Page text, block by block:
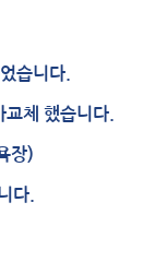
습니다.
체 했습니다.
장)
다.